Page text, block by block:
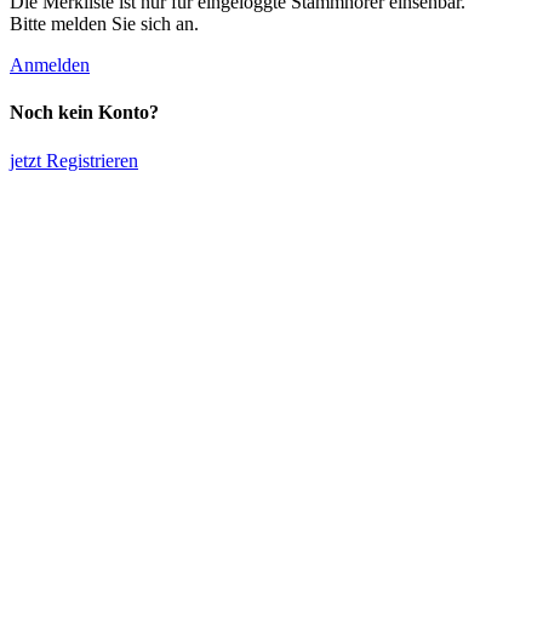
Bitte melden Sie sich an.
Anmelden
Noch kein Konto?
jetzt Registrieren